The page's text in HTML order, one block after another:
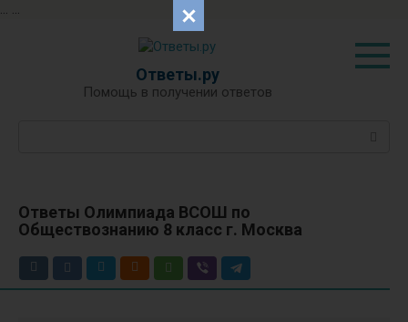
... ...
Ответы.ру
Помощь в получении ответов
Ответы Олимпиада ВСОШ по
Обществознанию 8 класс г. Москва